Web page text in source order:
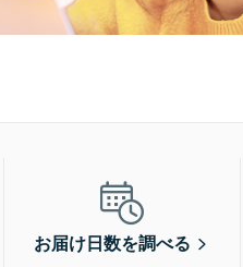
お届け日数を調べる